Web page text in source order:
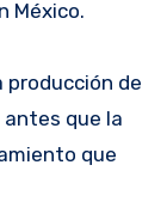
México.
producción de
antes que la
que